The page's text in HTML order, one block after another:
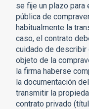
se fije un plazo para
pública de
habitualmente la
caso, el contrato
cuidado de
objeto de la
la firma haberse
la documentación
transmitir la
contrato privado